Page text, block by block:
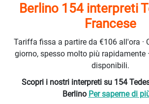
Berlino 154 interpreti
Francese
Tariffa fissa a partire da €106 all'ora ·
giorno, spesso molto più rapidamente
disponibili.
Scopri i nostri interpreti su 154
Berlino Per saperne di